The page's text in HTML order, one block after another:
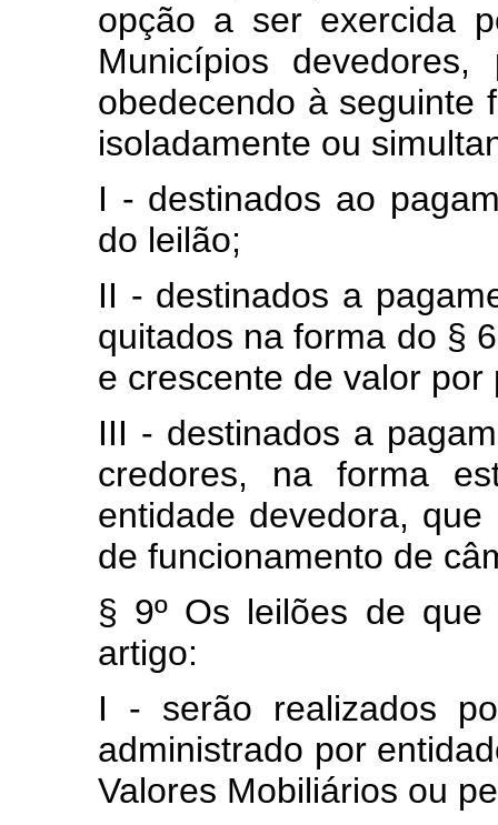
opção a ser exercida
Municípios
obedecendo à seguinte
isoladamente ou
I - destinados ao
do leilão;
II - destinados a
quitados na forma do §
e crescente de valor por
III - destinados a
credores, na forma
entidade devedora,
de funcionamento de
§ 9º Os leilões de
artigo:
I - serão realizados
administrado por
Valores Mobiliários ou